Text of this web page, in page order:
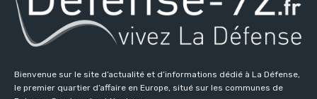
Bienvenue sur le site d’actualité et d’informations dédié à La Défense,
le premier quartier d’affaire en Europe, situé sur les communes de